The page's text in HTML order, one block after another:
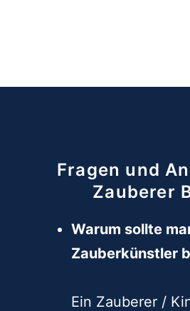
Fragen und
Zauberer
Warum sollte
Zauberkünstler
Ein Zauberer /